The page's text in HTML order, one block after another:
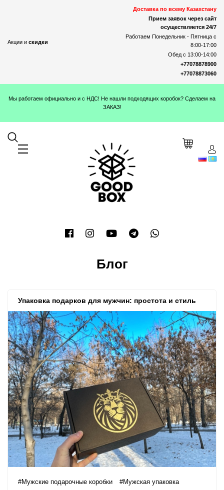
Акции и скидки
Доставка по всему Казахстану
Прием заявок через сайт
осуществляется 24/7
Работаем Понедельник - Пятница с
8:00-17:00
Обед с 13:00-14:00
+77078878900
+77078873060
Мы работаем официально и с НДС! Не нашли подходящих коробок? Сделаем на
ЗАКАЗ!
Блог
Упаковка подарков для мужчин: простота и стиль
#Мужские подарочные коробки
#Мужская упаковка